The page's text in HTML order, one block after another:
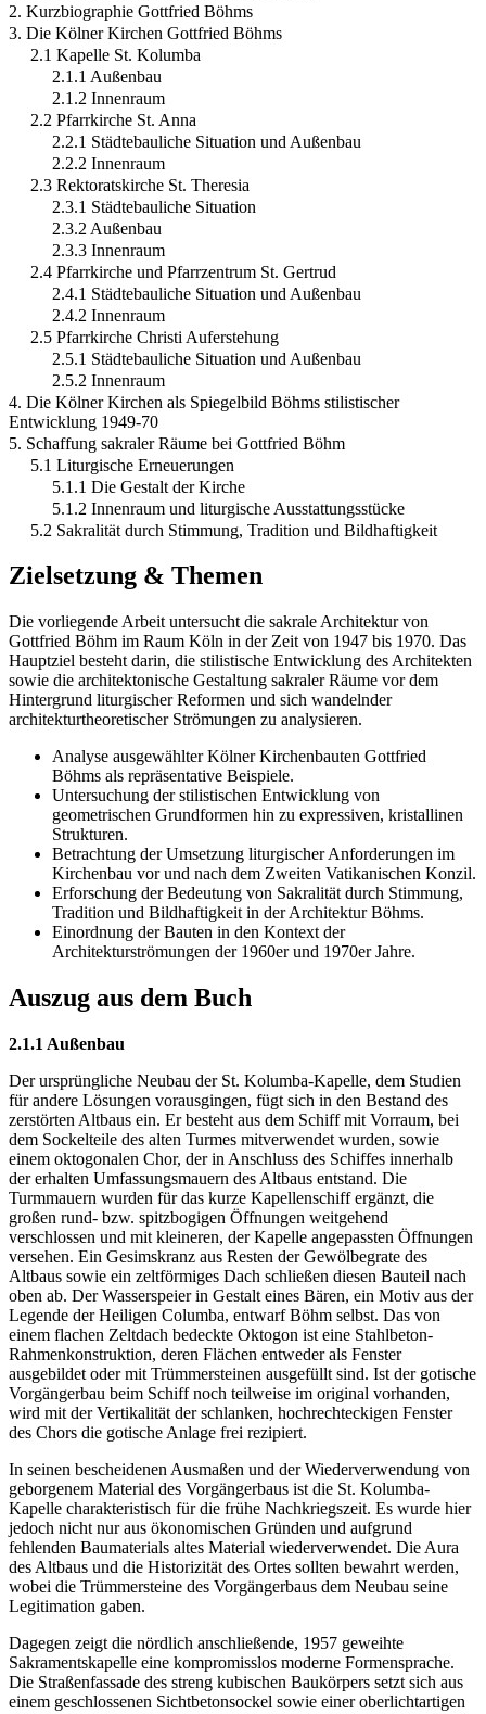
2. Kurzbiographie Gottfried Böhms
3. Die Kölner Kirchen Gottfried Böhms
2.1 Kapelle St. Kolumba
2.1.1 Außenbau
2.1.2 Innenraum
2.2 Pfarrkirche St. Anna
2.2.1 Städtebauliche Situation und Außenbau
2.2.2 Innenraum
2.3 Rektoratskirche St. Theresia
2.3.1 Städtebauliche Situation
2.3.2 Außenbau
2.3.3 Innenraum
2.4 Pfarrkirche und Pfarrzentrum St. Gertrud
2.4.1 Städtebauliche Situation und Außenbau
2.4.2 Innenraum
2.5 Pfarrkirche Christi Auferstehung
2.5.1 Städtebauliche Situation und Außenbau
2.5.2 Innenraum
4. Die Kölner Kirchen als Spiegelbild Böhms stilistischer
Entwicklung 1949-70
5. Schaffung sakraler Räume bei Gottfried Böhm
5.1 Liturgische Erneuerungen
5.1.1 Die Gestalt der Kirche
5.1.2 Innenraum und liturgische Ausstattungsstücke
5.2 Sakralität durch Stimmung, Tradition und Bildhaftigkeit
Zielsetzung & Themen
Die vorliegende Arbeit untersucht die sakrale Architektur von
Gottfried Böhm im Raum Köln in der Zeit von 1947 bis 1970. Das
Hauptziel besteht darin, die stilistische Entwicklung des Architekten
sowie die architektonische Gestaltung sakraler Räume vor dem
Hintergrund liturgischer Reformen und sich wandelnder
architekturtheoretischer Strömungen zu analysieren.
Analyse ausgewählter Kölner Kirchenbauten Gottfried
Böhms als repräsentative Beispiele.
Untersuchung der stilistischen Entwicklung von
geometrischen Grundformen hin zu expressiven, kristallinen
Strukturen.
Betrachtung der Umsetzung liturgischer Anforderungen im
Kirchenbau vor und nach dem Zweiten Vatikanischen Konzil.
Erforschung der Bedeutung von Sakralität durch Stimmung,
Tradition und Bildhaftigkeit in der Architektur Böhms.
Einordnung der Bauten in den Kontext der
Architekturströmungen der 1960er und 1970er Jahre.
Auszug aus dem Buch
2.1.1 Außenbau
Der ursprüngliche Neubau der St. Kolumba-Kapelle, dem Studien
für andere Lösungen vorausgingen, fügt sich in den Bestand des
zerstörten Altbaus ein. Er besteht aus dem Schiff mit Vorraum, bei
dem Sockelteile des alten Turmes mitverwendet wurden, sowie
einem oktogonalen Chor, der in Anschluss des Schiffes innerhalb
der erhalten Umfassungsmauern des Altbaus entstand. Die
Turmmauern wurden für das kurze Kapellenschiff ergänzt, die
großen rund- bzw. spitzbogigen Öffnungen weitgehend
verschlossen und mit kleineren, der Kapelle angepassten Öffnungen
versehen. Ein Gesimskranz aus Resten der Gewölbegrate des
Altbaus sowie ein zeltförmiges Dach schließen diesen Bauteil nach
oben ab. Der Wasserspeier in Gestalt eines Bären, ein Motiv aus der
Legende der Heiligen Columba, entwarf Böhm selbst. Das von
einem flachen Zeltdach bedeckte Oktogon ist eine Stahlbeton-
Rahmenkonstruktion, deren Flächen entweder als Fenster
ausgebildet oder mit Trümmersteinen ausgefüllt sind. Ist der gotische
Vorgängerbau beim Schiff noch teilweise im original vorhanden,
wird mit der Vertikalität der schlanken, hochrechteckigen Fenster
des Chors die gotische Anlage frei rezipiert.
In seinen bescheidenen Ausmaßen und der Wiederverwendung von
geborgenem Material des Vorgängerbaus ist die St. Kolumba-
Kapelle charakteristisch für die frühe Nachkriegszeit. Es wurde hier
jedoch nicht nur aus ökonomischen Gründen und aufgrund
fehlenden Baumaterials altes Material wiederverwendet. Die Aura
des Altbaus und die Historizität des Ortes sollten bewahrt werden,
wobei die Trümmersteine des Vorgängerbaus dem Neubau seine
Legitimation gaben.
Dagegen zeigt die nördlich anschließende, 1957 geweihte
Sakramentskapelle eine kompromisslos moderne Formensprache.
Die Straßenfassade des streng kubischen Baukörpers setzt sich aus
einem geschlossenen Sichtbetonsockel sowie einer oberlichtartigen